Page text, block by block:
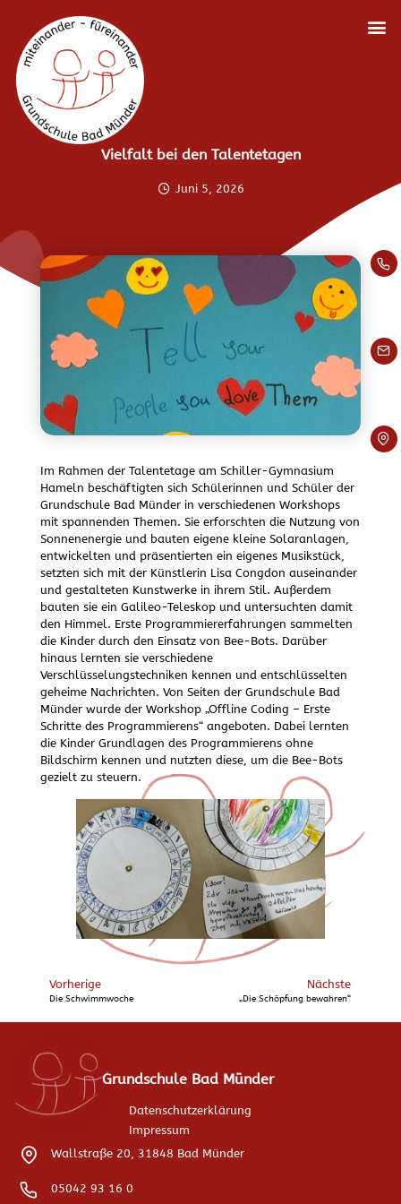
Vielfalt bei den Talentetagen
Juni 5, 2026
Im Rahmen der Talentetage am Schiller-Gymnasium
Hameln beschäftigten sich Schülerinnen und Schüler der
Grundschule Bad Münder in verschiedenen Workshops
mit spannenden Themen. Sie erforschten die Nutzung von
Sonnenenergie und bauten eigene kleine Solaranlagen,
entwickelten und präsentierten ein eigenes Musikstück,
setzten sich mit der Künstlerin Lisa Congdon auseinander
und gestalteten Kunstwerke in ihrem Stil. Außerdem
bauten sie ein Galileo-Teleskop und untersuchten damit
den Himmel. Erste Programmiererfahrungen sammelten
die Kinder durch den Einsatz von Bee-Bots. Darüber
hinaus lernten sie verschiedene
Verschlüsselungstechniken kennen und entschlüsselten
geheime Nachrichten. Von Seiten der Grundschule Bad
Münder wurde der Workshop „Offline Coding – Erste
Schritte des Programmierens“ angeboten. Dabei lernten
die Kinder Grundlagen des Programmierens ohne
Bildschirm kennen und nutzten diese, um die Bee-Bots
gezielt zu steuern.
Vorherige
Die Schwimmwoche
Nächste
„Die Schöpfung bewahren“
Grundschule Bad Münder
Datenschutzerklärung
Impressum
Wallstraße 20, 31848 Bad Münder
05042 93 16 0